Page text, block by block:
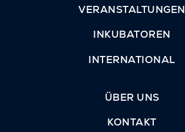
VERANSTALTUNGEN
INKUBATOREN
INTERNATIONAL
ÜBER UNS
KONTAKT